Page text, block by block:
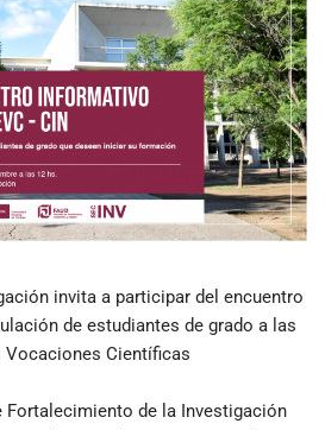
invita a participar del encuentro
de estudiantes de grado a las
Vocaciones Científicas
Fortalecimiento de la Investigación